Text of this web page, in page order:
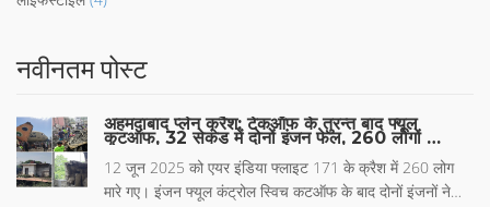
नवीनतम पोस्ट
अहमदाबाद प्लेन क्रैश: टेकऑफ के तुरन्त बाद फ्यूल
कटऑफ, 32 सेकंड में दोनों इंजन फेल, 260 लोगों की
12 जून 2025 को एयर इंडिया फ्लाइट 171 के क्रैश में 260 लोग
मारे गए। इंजन फ्यूल कंट्रोल स्विच कटऑफ के बाद दोनों इंजनों ने